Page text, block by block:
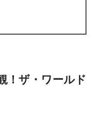
！ザ・ワールド